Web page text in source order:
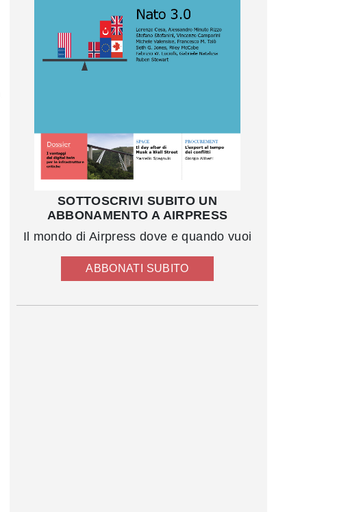
SOTTOSCRIVI SUBITO UN
ABBONAMENTO A AIRPRESS
Il mondo di Airpress dove e quando vuoi
ABBONATI SUBITO